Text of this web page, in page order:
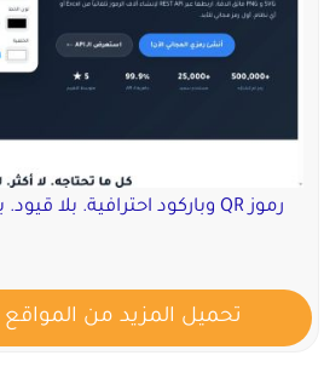
رموز QR وباركود احترافية. بلا قيود. بلا انتهاء صلاحية. للأبد.
تحميل المزيد من المواقع